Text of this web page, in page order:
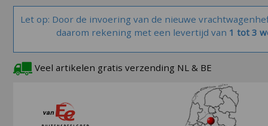
Let op: Door de invoering van de nieuwe
daarom rekening met een levertijd van 1 tot 3
Veel artikelen gratis verzending NL & BE